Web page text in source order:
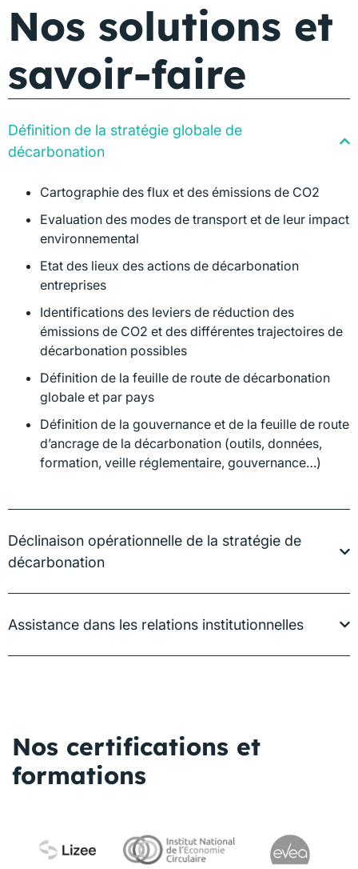
Nos solutions et
savoir-faire
Définition de la stratégie globale de
décarbonation
Cartographie des flux et des émissions de CO2
Evaluation des modes de transport et de leur impact
environnemental
Etat des lieux des actions de décarbonation
entreprises
Identifications des leviers de réduction des
émissions de CO2 et des différentes trajectoires de
décarbonation possibles
Définition de la feuille de route de décarbonation
globale et par pays
Définition de la gouvernance et de la feuille de route
d’ancrage de la décarbonation (outils, données,
formation, veille réglementaire, gouvernance…)
Déclinaison opérationnelle de la stratégie de
décarbonation
Assistance dans les relations institutionnelles
Nos certifications et
formations